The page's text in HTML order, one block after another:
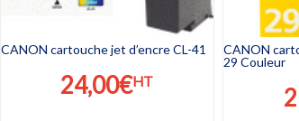
CANON cartouche jet d’encre CL-41
24,00€HT
CANON
29 Couleur